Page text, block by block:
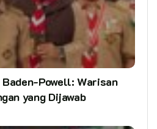
Powell: Warisan
yang Dijawab